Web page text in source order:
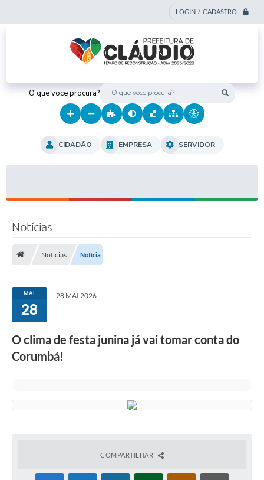
LOGIN / CADASTRO
O que voce procura?
CIDADÃO EMPRESA SERVIDOR
Notícias
Notícias Notícia
MAI
28
28 MAI 2026
O clima de festa junina já vai tomar conta do
Corumbá!
COMPARTILHAR